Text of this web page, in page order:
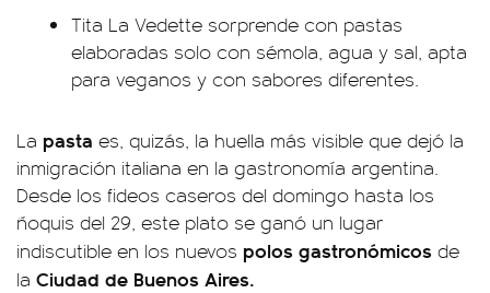
Tita La Vedette sorprende con pastas
elaboradas solo con sémola, agua y sal, apta
para veganos y con sabores diferentes.
La pasta es, quizás, la huella más visible que dejó la
inmigración italiana en la gastronomía argentina.
Desde los fideos caseros del domingo hasta los
ñoquis del 29, este plato se ganó un lugar
indiscutible en los nuevos polos gastronómicos de
la Ciudad de Buenos Aires.